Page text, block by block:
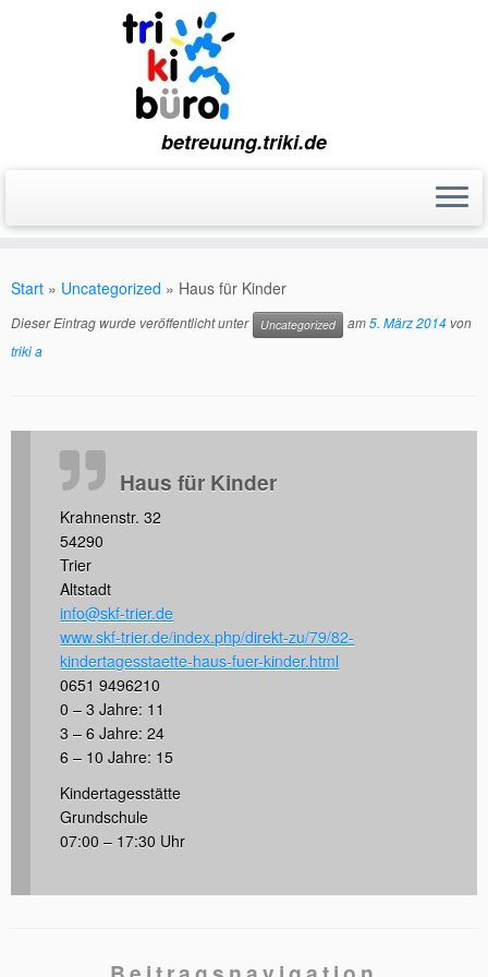
Inhalt
betreuung.triki.de
Start » Uncategorized » Haus für Kinder
Dieser Eintrag wurde veröffentlicht unter Uncategorized am5. März 2014 von
triki a
Haus für Kinder
Krahnenstr. 32
54290
Trier
Altstadt
info@skf-trier.de
www.skf-trier.de/index.php/direkt-zu/79/82-
kindertagesstaette-haus-fuer-kinder.html
0651 9496210
0 – 3 Jahre: 11
3 – 6 Jahre: 24
6 – 10 Jahre: 15
Kindertagesstätte
Grundschule
07:00 – 17:30 Uhr